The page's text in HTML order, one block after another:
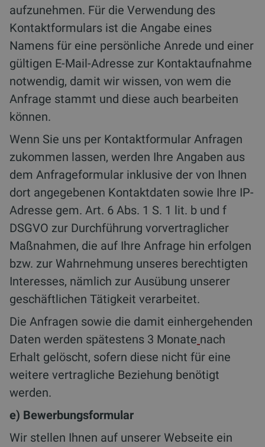
aufzunehmen. Für die Verwendung des
Kontaktformulars ist die Angabe eines
Namens für eine persönliche Anrede und einer
gültigen E-Mail-Adresse zur Kontaktaufnahme
notwendig, damit wir wissen, von wem die
Anfrage stammt und diese auch bearbeiten
können.
Wenn Sie uns per Kontaktformular Anfragen
zukommen lassen, werden Ihre Angaben aus
dem Anfrageformular inklusive der von Ihnen
dort angegebenen Kontaktdaten sowie Ihre IP-
Adresse gem. Art. 6 Abs. 1 S. 1 lit. b und f
DSGVO zur Durchführung vorvertraglicher
Maßnahmen, die auf Ihre Anfrage hin erfolgen
bzw. zur Wahrnehmung unseres berechtigten
Interesses, nämlich zur Ausübung unserer
geschäftlichen Tätigkeit verarbeitet.
Die Anfragen sowie die damit einhergehenden
Daten werden spätestens 3 Monate nach
Erhalt gelöscht, sofern diese nicht für eine
weitere vertragliche Beziehung benötigt
werden.
e) Bewerbungsformular
Wir stellen Ihnen auf unserer Webseite ein